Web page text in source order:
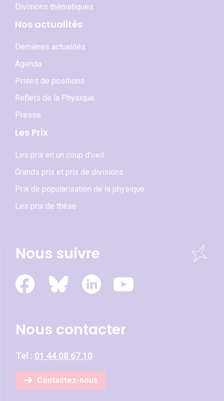
Divisions thématiques
Nos actualités
Dernières actualités
Agenda
Prises de positions
Reflets de la Physique
Presse
Les Prix
Les prix en un coup d'oeil
Grands prix et prix de divisions
Prix de popularisation de la physique
Les prix de thèse
Nous suivre
Nous contacter
Tel : 01 44 08 67 10
Contactez-nous